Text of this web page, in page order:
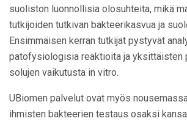
suoliston luonnollisia olosuhteita, mikä
tutkijoiden tutkivan bakteerikasvua ja
Ensimmäisen kerran tutkijat pystyvät
patofysiologisia reaktioita ja yksittäisten
solujen vaikutusta in vitro.
UBiomen palvelut ovat myös
ihmisten bakteerien testaus osaksi